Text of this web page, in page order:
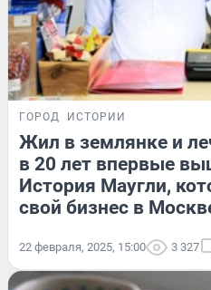
ГОРОД ИСТОРИИ
Жил в землянке и
в 20 лет впервые
История Маугли,
свой бизнес в
22 февраля, 2025, 15:00 3 327